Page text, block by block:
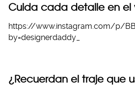
Cuida cada detalle en el
https://www.instagram.com/p/
by=designerdaddy_
¿Recuerdan el traje que